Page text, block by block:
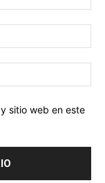
sitio web en este